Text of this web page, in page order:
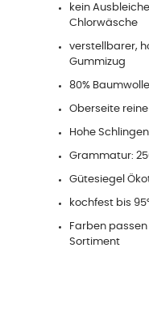
kein
Chlorwäsche
verstellbarer,
Gummizug
80%
Oberseite
Hohe
Grammatur:
Gütesiegel
kochfest bis
Farben
Sortiment